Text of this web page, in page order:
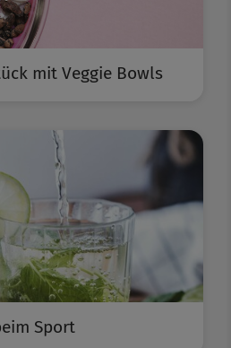
mit Veggie Bowls
Sport